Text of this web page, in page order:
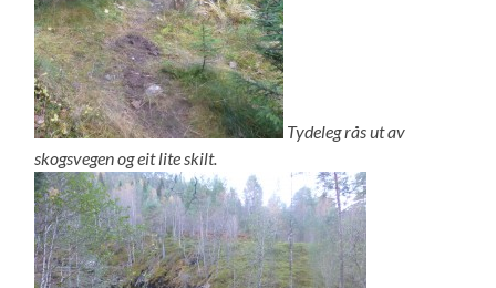
Tydeleg rås ut av
skogsvegen og eit lite skilt.